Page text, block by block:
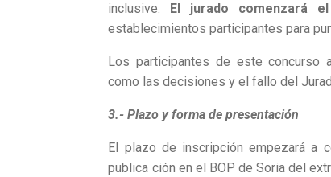
inclusive.
El jurado comenzará
establecimientos participantes para
Los participantes de este concurso
como las decisiones y el fallo del
3.- Plazo y forma de presentación
El plazo de inscripción empezará a
publica­ ción en el BOP de Soria del